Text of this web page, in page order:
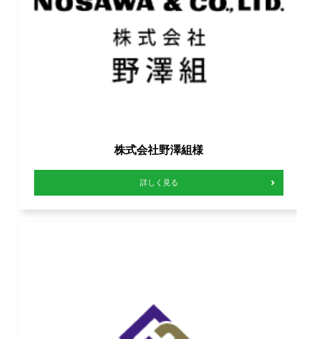
株式会社野澤組様
詳しく見る